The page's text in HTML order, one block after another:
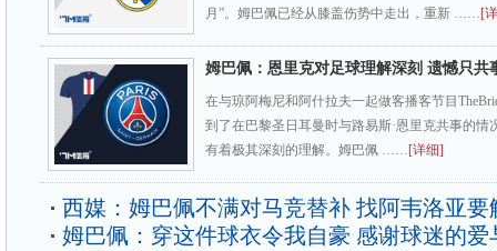
月”。姆巴佩已经从膝盖伤势中走出，重新 ……[
姆巴佩：恩里克对足球理解深刻 遗憾只共
在与琼阿梅尼和阿什拉夫一起做客播客节目
到了在巴黎圣日耳曼时与路易斯·恩里克共事的情
有着极其深刻的理解。姆巴佩 ……[详细]
西媒：姆巴佩不满对马竞替补 找阿韦洛亚要
姆巴佩：穿这件球衣令我自豪 感谢球迷的爱